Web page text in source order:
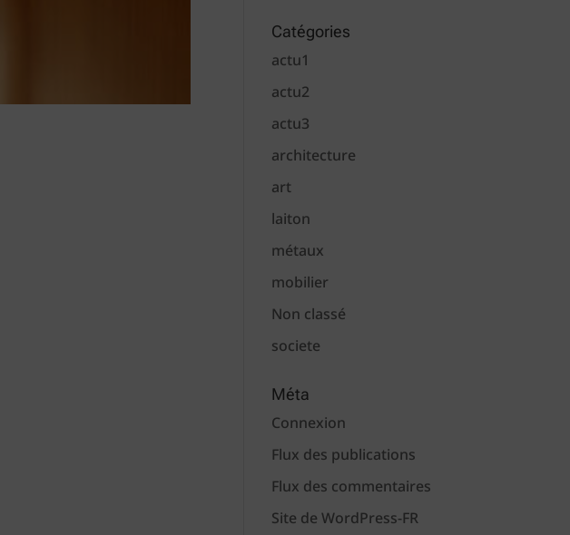
Catégories
actu1
actu2
actu3
architecture
art
laiton
métaux
mobilier
Non classé
societe
Méta
Connexion
Flux des publications
Flux des commentaires
Site de WordPress-FR